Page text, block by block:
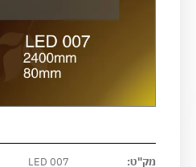
מק"ט:
LED 007